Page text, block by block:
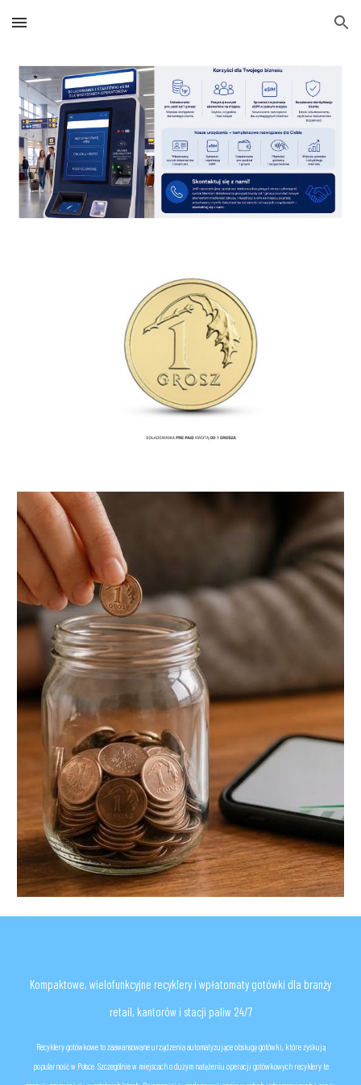
Skip to main content Skip to navigation
Kompaktowe, wielofunkcyjne recyklery i wpłatomaty gotówki dla branży
retail, kantorów i stacji paliw 24/7
Recyklery gotówkowe to zaawansowane urządzenia automatyzujące obsługę gotówki, które zyskują
popularność w Polsce. Szczególnie w miejscach o dużym natężeniu operacji gotówkowychrecyklery te